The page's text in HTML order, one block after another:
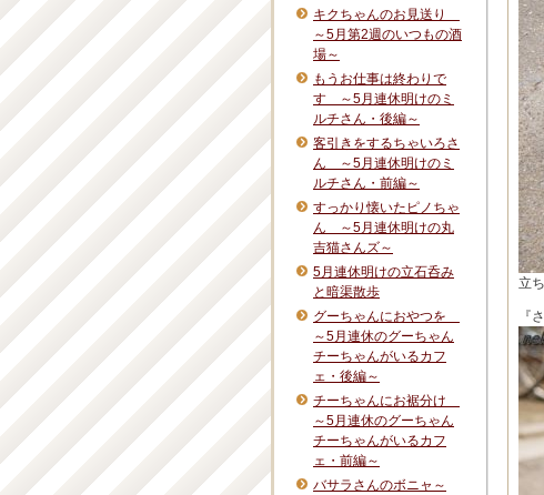
立
『
キクちゃんのお見送り
～5月第2週のいつもの酒
場～
もうお仕事は終わりで
す ～5月連休明けのミ
ルチさん・後編～
客引きをするちゃいろさ
ん ～5月連休明けのミ
ルチさん・前編～
すっかり懐いたピノちゃ
ん ～5月連休明けの丸
吉猫さんズ～
5月連休明けの立石呑み
と暗渠散歩
グーちゃんにおやつを
～5月連休のグーちゃん
チーちゃんがいるカフ
ェ・後編～
チーちゃんにお裾分け
～5月連休のグーちゃん
チーちゃんがいるカフ
ェ・前編～
バサラさんのボニャ～